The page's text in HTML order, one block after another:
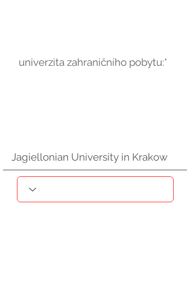
univerzita zahraničního pobytu:*